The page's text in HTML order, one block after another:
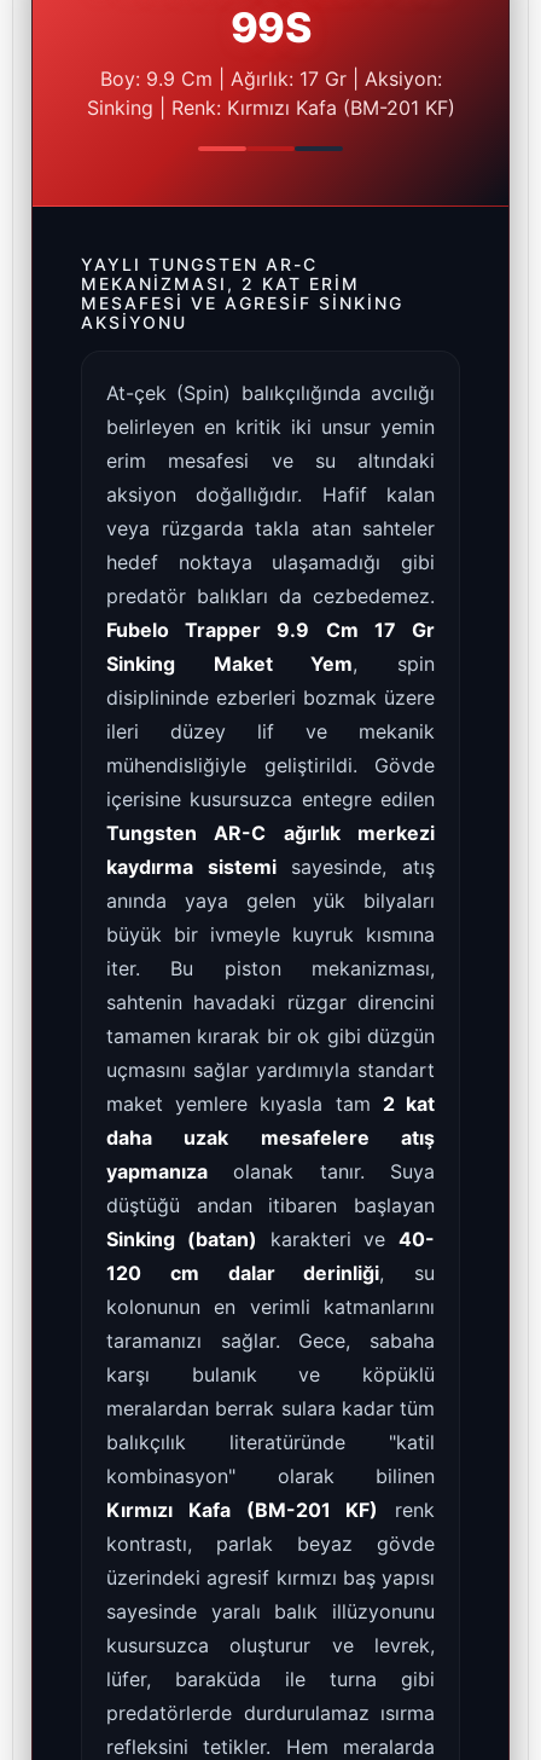
99S
Boy: 9.9 Cm | Ağırlık: 17 Gr | Aksiyon:
Sinking | Renk: Kırmızı Kafa (BM-201 KF)
YAYLI TUNGSTEN AR-C
MEKANIZMASI, 2 KAT ERIM
MESAFESI VE AGRESIF SINKING
AKSIYONU
At-çek (Spin) balıkçılığında avcılığı
belirleyen en kritik iki unsur yemin
erim mesafesi ve su altındaki
aksiyon doğallığıdır. Hafif kalan
veya rüzgarda takla atan sahteler
hedef noktaya ulaşamadığı gibi
predatör balıkları da cezbedemez.
Fubelo Trapper 9.9 Cm 17 Gr
Sinking Maket Yem, spin
disiplininde ezberleri bozmak üzere
ileri düzey lif ve mekanik
mühendisliğiyle geliştirildi. Gövde
içerisine kusursuzca entegre edilen
Tungsten AR-C ağırlık merkezi
kaydırma sistemisayesinde, atış
anında yaya gelen yük bilyaları
büyük bir ivmeyle kuyruk kısmına
iter. Bu piston mekanizması,
sahtenin havadaki rüzgar direncini
tamamen kırarak bir ok gibi düzgün
uçmasını sağlar yardımıyla standart
maket yemlere kıyasla tam 2 kat
daha uzak mesafelere atış
yapmanıza olanak tanır. Suya
düştüğü andan itibaren başlayan
Sinking (batan) karakteri ve 40-
120 cm dalar derinliği, su
kolonunun en verimli katmanlarını
taramanızı sağlar. Gece, sabaha
karşı bulanık ve köpüklü
meralardan berrak sulara kadar tüm
balıkçılık literatüründe "katil
kombinasyon" olarak bilinen
Kırmızı Kafa (BM-201 KF)
renk
kontrastı, parlak beyaz gövde
üzerindeki agresif kırmızı baş yapısı
sayesinde yaralı balık illüzyonunu
kusursuzca oluşturur ve levrek,
lüfer, baraküda ile turna gibi
predatörlerde durdurulamaz ısırma
refleksini tetikler. Hem meralarda